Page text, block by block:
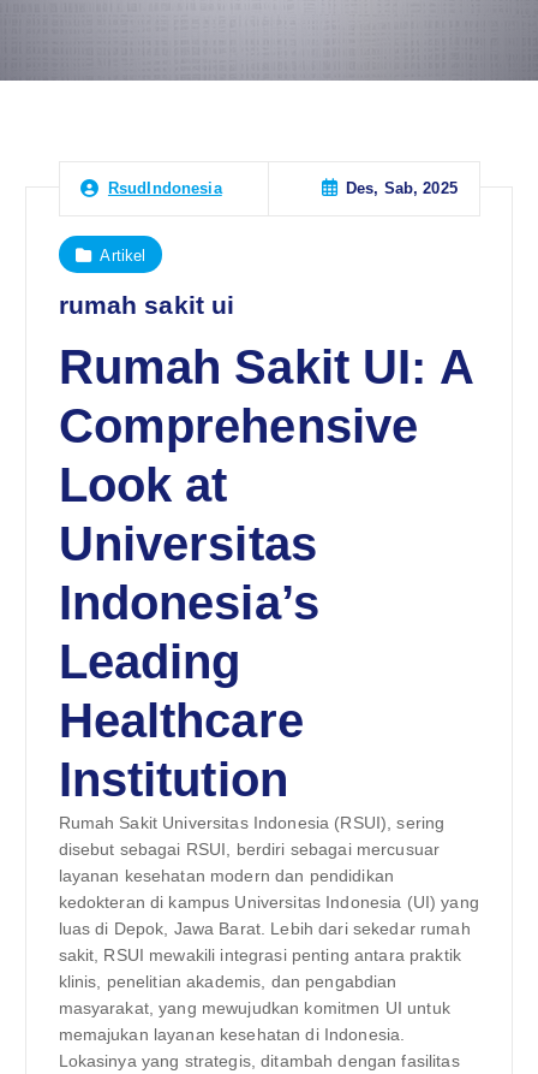
RsudIndonesia Des, Sab, 2025
Artikel
rumah sakit ui
Rumah Sakit UI: A
Comprehensive
Look at
Universitas
Indonesia’s
Leading
Healthcare
Institution
Rumah Sakit Universitas Indonesia (RSUI), sering
disebut sebagai RSUI, berdiri sebagai mercusuar
layanan kesehatan modern dan pendidikan
kedokteran di kampus Universitas Indonesia (UI) yang
luas di Depok, Jawa Barat. Lebih dari sekedar rumah
sakit, RSUI mewakili integrasi penting antara praktik
klinis, penelitian akademis, dan pengabdian
masyarakat, yang mewujudkan komitmen UI untuk
memajukan layanan kesehatan di Indonesia.
Lokasinya yang strategis, ditambah dengan fasilitas